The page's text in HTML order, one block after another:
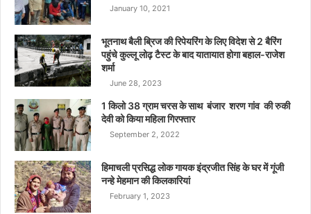
January 10, 2021
भूतनाथ बैली ब्रिज की रिपेयरिंग के लिए विदेश से 2 बैरिंग
पहुंचे कुल्लू लोढ़ टैस्ट के बाद यातायात होगा बहाल-राजेश
शर्मा
June 28, 2023
1 किलो 38 ग्राम चरस के साथ बंजार शरण गांव की रुकी
देवी को किया महिला गिरफ्तार
September 2, 2022
हिमाचली प्रसिद्ध लोक गायक इंद्रजीत सिंह के घर में गूंजी
नन्हे मेहमान की किलकारियां
February 1, 2023